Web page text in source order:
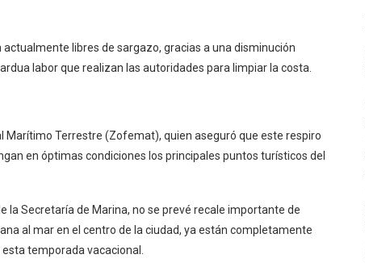
libres de sargazo, gracias a una disminución
labor que realizan las autoridades para limpiar la costa.
Marítimo Terrestre (Zofemat), quien aseguró que este respiro
en óptimas condiciones los principales puntos turísticos del
la Secretaría de Marina, no se prevé recale importante de
al mar en el centro de la ciudad, ya están completamente
temporada vacacional.